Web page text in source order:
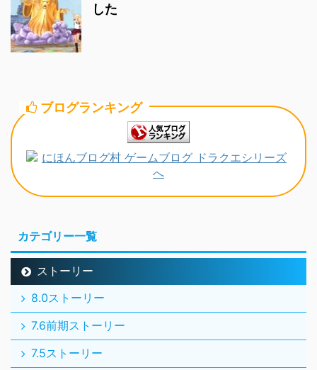
した
ブログランキング
カテゴリー一覧
ストーリー
8.0ストーリー
7.6前期ストーリー
7.5ストーリー